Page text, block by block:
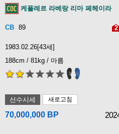
케플레르 라베랑 리마 페헤이라
89 2
1983.02.26[43세]
188cm / 81kg / 마름
3 5
선수시세 새로고침
70,000,000 BP